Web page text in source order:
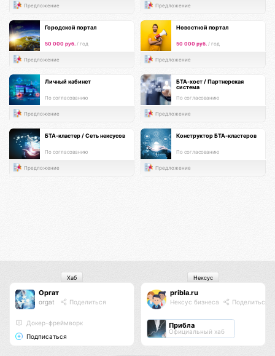
Предложение Предложение
Городской портал
50 000 руб. / год
Предложение
Новостной портал
50 000 руб. / год
Предложение
Личный кабинет
По согласованию
Предложение
БТА-хост / Партнерская
система
По согласованию
Предложение
БТА-кластер / Сеть нексусов
По согласованию
Предложение
Конструктор БТА-кластеров
По согласованию
Предложение
Оргат
orgat Поделиться
Докер-фреймворк
Подписаться
Хаб
pribla.ru
Нексус бизнеса Поделиться
Прибла
Официальный хаб
Нексус